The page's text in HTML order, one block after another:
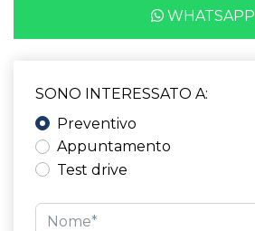
WHATSAPP
SONO INTERESSATO A:
Preventivo
Appuntamento
Test drive